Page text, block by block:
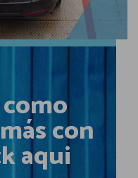
con
aqui